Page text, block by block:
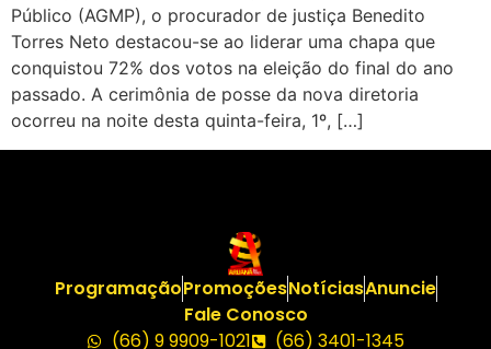
Público (AGMP), o procurador de justiça Benedito
Torres Neto destacou-se ao liderar uma chapa que
conquistou 72% dos votos na eleição do final do ano
passado. A cerimônia de posse da nova diretoria
ocorreu na noite desta quinta-feira, 1º, […]
ProgramaçãoPromoçõesNotíciasAnuncie
Fale Conosco
(66) 9 9909-1021
(66) 3401-1345